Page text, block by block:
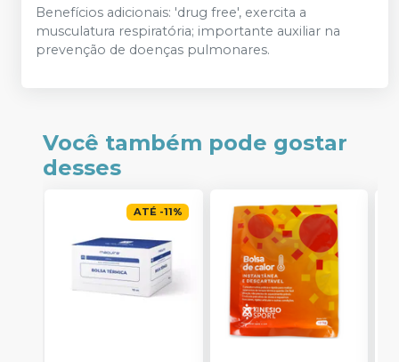
Benefícios adicionais: 'drug free', exercita a
musculatura respiratória; importante auxiliar na
prevenção de doenças pulmonares.
Você também pode gostar
desses
ATÉ -11%